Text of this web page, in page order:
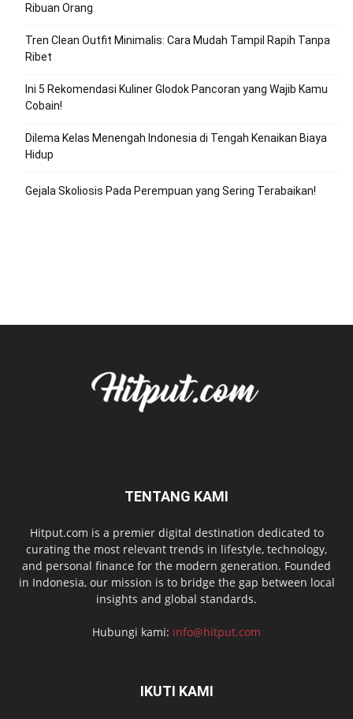
Ribuan Orang
Tren Clean Outfit Minimalis: Cara Mudah Tampil Rapih Tanpa
Ribet
Ini 5 Rekomendasi Kuliner Glodok Pancoran yang Wajib Kamu
Cobain!
Dilema Kelas Menengah Indonesia di Tengah Kenaikan Biaya
Hidup
Gejala Skoliosis Pada Perempuan yang Sering Terabaikan!
TENTANG KAMI
Hitput.com is a premier digital destination dedicated to
curating the most relevant trends in lifestyle, technology,
and personal finance for the modern generation. Founded
in Indonesia, our mission is to bridge the gap between local
insights and global standards.
Hubungi kami: info@hitput.com
IKUTI KAMI